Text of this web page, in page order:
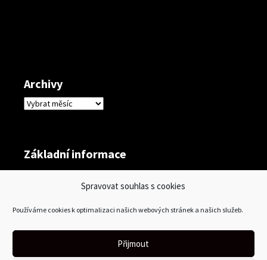
Spravovat souhlas s cookies
Používáme cookies k optimalizaci našich webových stránek a našich služeb.
Přijmout
Archivy
Archivy
Základní informace
Kanál komentářů
Česká lokalizace